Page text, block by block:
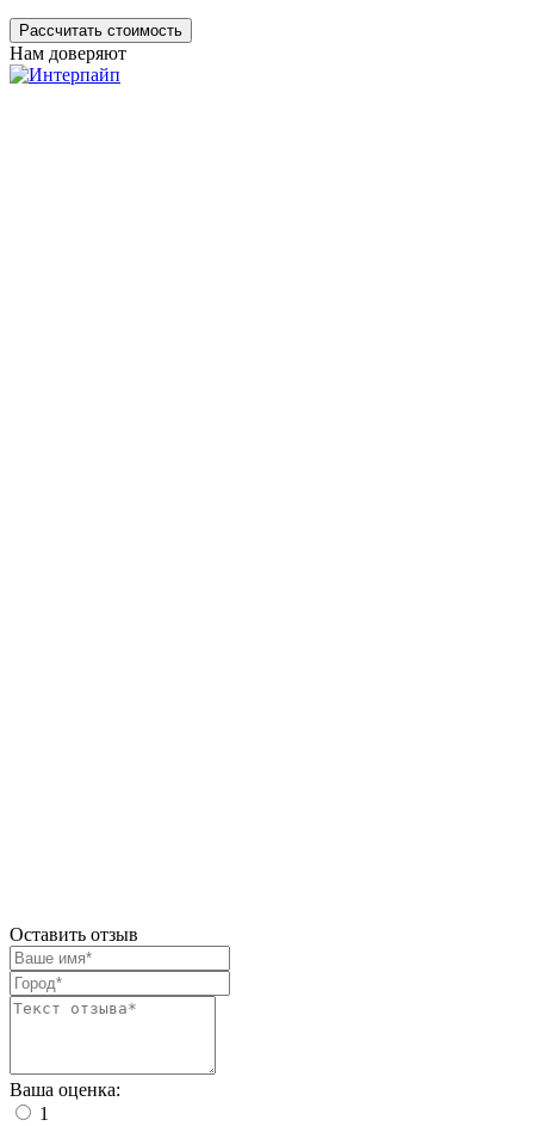
Рассчитать стоимость
Нам доверяют
Оставить отзыв
Ваша оценка:
1